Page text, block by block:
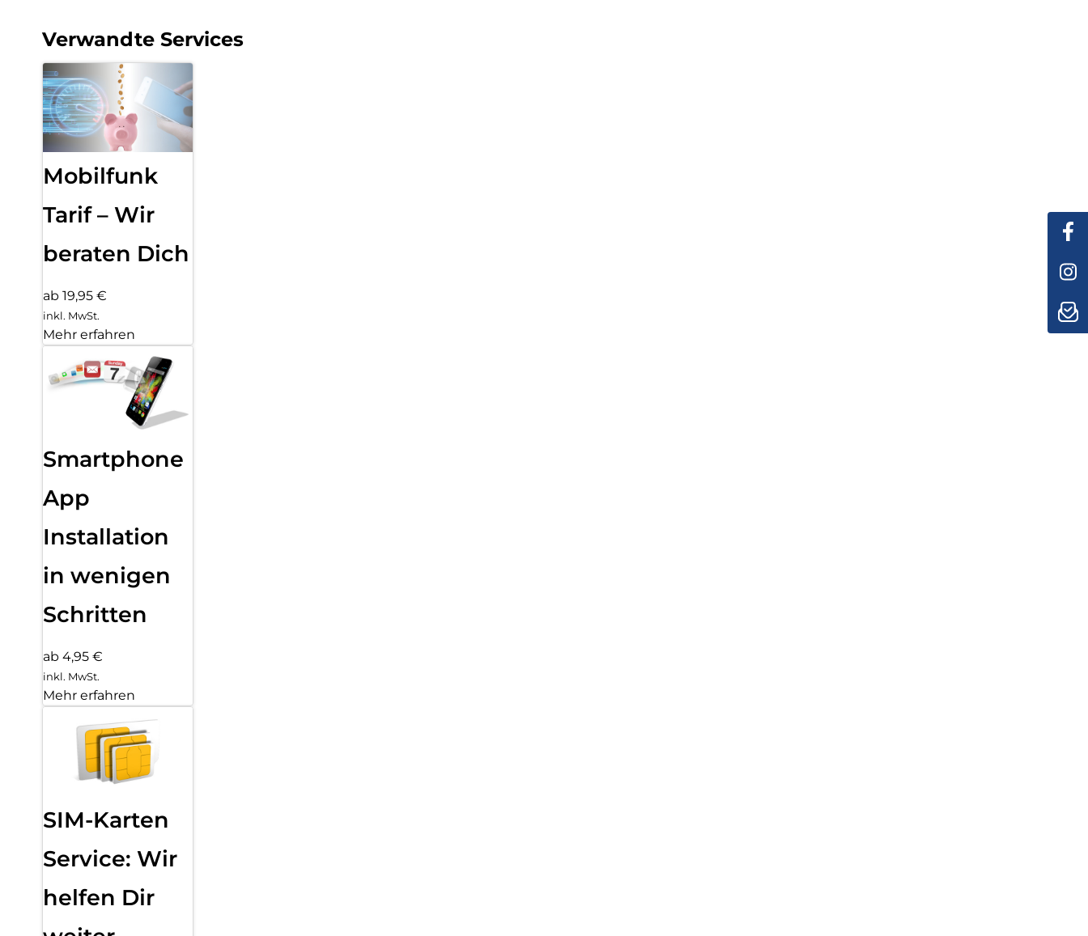
Verwandte Services
Mobilfunk
Tarif – Wir
beraten Dich
ab 19,95 €
inkl. MwSt.
Mehr erfahren
Smartphone
App
Installation
in wenigen
Schritten
ab 4,95 €
inkl. MwSt.
Mehr erfahren
SIM-Karten
Service: Wir
helfen Dir